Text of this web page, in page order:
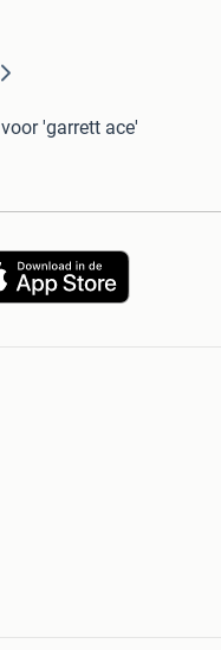
voor 'garrett ace'